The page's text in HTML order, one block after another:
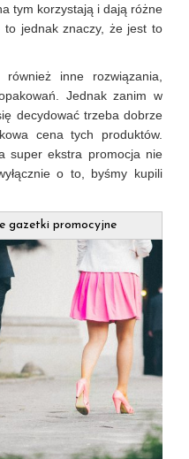
tym korzystają i dają różne
to jednak znaczy, że jest to
inne rozwiązania,
Jednak zanim w
decydować trzeba dobrze
cena tych produktów.
super ekstra promocja nie
o to, byśmy kupili
gazetki promocyjne